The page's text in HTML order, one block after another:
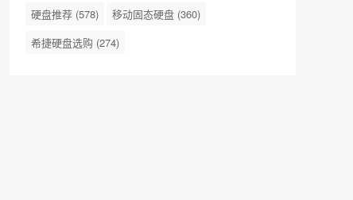
硬盘推荐 (578) 移动固态硬盘 (360)
希捷硬盘选购 (274)